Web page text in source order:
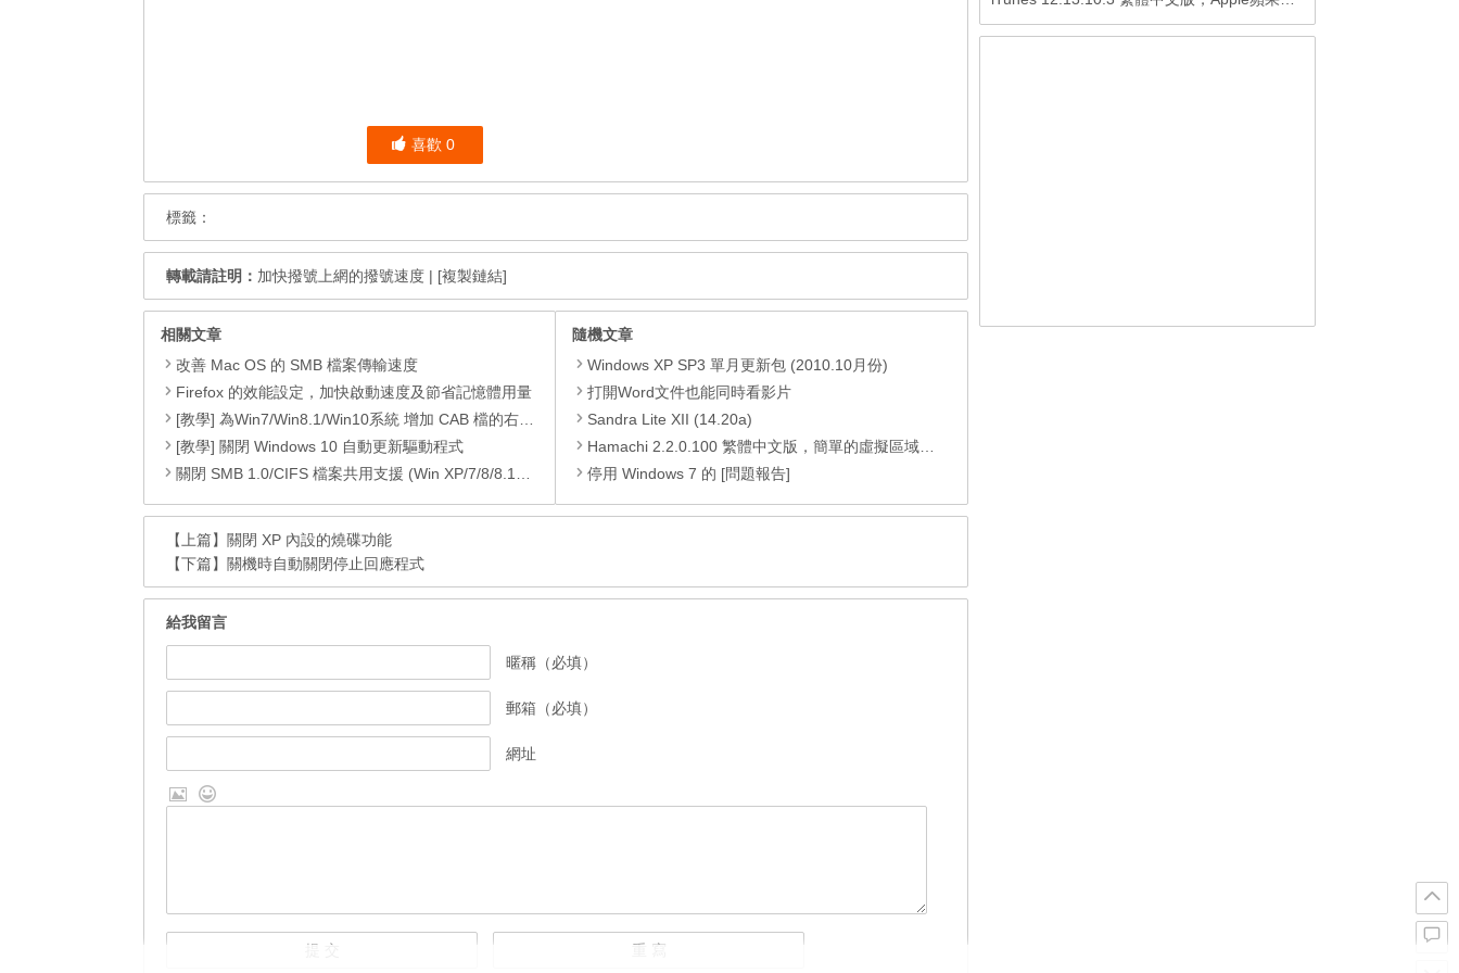
喜歡 0
標籤：
轉載請註明： 加快撥號上網的撥號速度 | [複製鏈結]
相關文章
改善 Mac OS 的 SMB 檔案傳輸速度
Firefox 的效能設定，加快啟動速度及節省記憶體用量
[教學] 為Win7/Win8.1/Win10系統 增加 CAB 檔的右鍵安裝的功能
[教學] 關閉 Windows 10 自動更新驅動程式
關閉 SMB 1.0/CIFS 檔案共用支援 (Win XP/7/8/8.1/10)
隨機文章
Windows XP SP3 單月更新包 (2010.10月份)
打開Word文件也能同時看影片
Sandra Lite XII (14.20a)
Hamachi 2.2.0.100 繁體中文版，簡單的虛擬區域網路
停用 Windows 7 的 [問題報告]
【上篇】 關閉 XP 內設的燒碟功能
【下篇】 關機時自動關閉停止回應程式
給我留言
暱稱（必填）
郵箱（必填）
網址